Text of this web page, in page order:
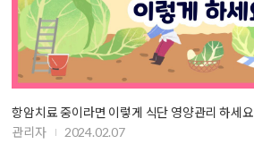
항암치료 중이라면 이렇게 식단 영양관리 하세요
관리자
2024.02.07